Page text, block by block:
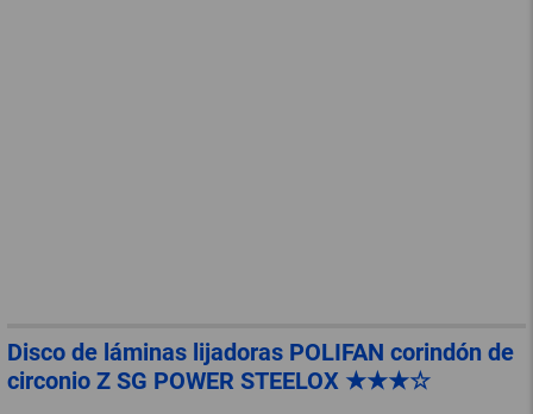
Disco de láminas lijadoras POLIFAN corindón de
circonio Z SG POWER STEELOX ★★★☆